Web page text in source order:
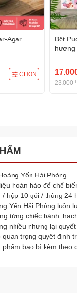
Agar
CHỌN
Bột
hương
23.000₫
Yến Hải Phòng
hoàn hảo để chế
hộp 10 gói / thùng 24
Yến Hải Phòng luôn
từng chiếc bánh
nhiều nhưng lại
quan trọng quyết định
phẩm bao bì kèm